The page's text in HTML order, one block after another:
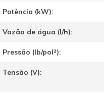
Potência (kW):
Vazão de água (l/h):
Pressão (lb/pol²):
Tensão (V):